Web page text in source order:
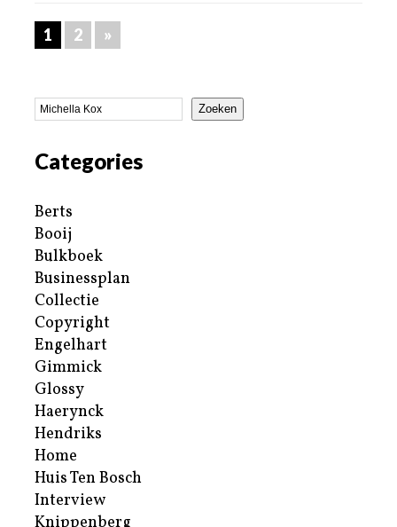
1 2 »
Zoeken
Categories
Berts
Booij
Bulkboek
Businessplan
Collectie
Copyright
Engelhart
Gimmick
Glossy
Haerynck
Hendriks
Home
Huis Ten Bosch
Interview